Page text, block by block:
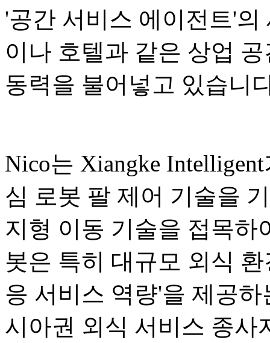
'공간 서비스 에이전트'
이나 호텔과 같은 상업
동력을 불어넣고 있습니
Nico는 Xiangke
심 로봇 팔 제어 기술을
지형 이동 기술을 접목하
봇은 특히 대규모 외식
응 서비스 역량'을 제공
시아권 외식 서비스 종사